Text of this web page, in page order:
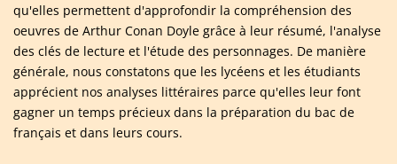
qu'elles permettent d'approfondir la compréhension des
oeuvres de Arthur Conan Doyle grâce à leur résumé, l'analyse
des clés de lecture et l'étude des personnages. De manière
générale, nous constatons que les lycéens et les étudiants
apprécient nos analyses littéraires parce qu'elles leur font
gagner un temps précieux dans la préparation du bac de
français et dans leurs cours.